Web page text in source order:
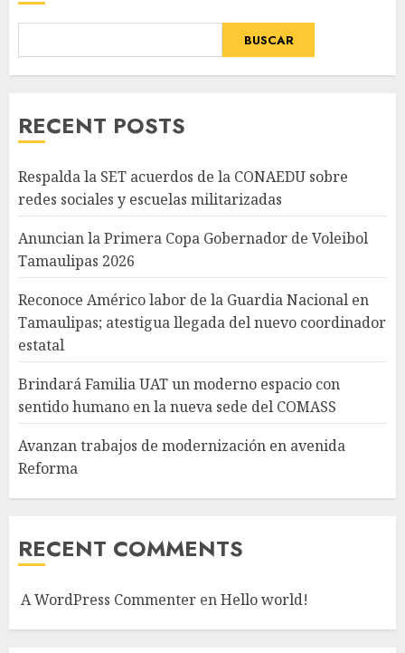
BUSCAR
RECENT POSTS
Respalda la SET acuerdos de la CONAEDU sobre
redes sociales y escuelas militarizadas
Anuncian la Primera Copa Gobernador de Voleibol
Tamaulipas 2026
Reconoce Américo labor de la Guardia Nacional en
Tamaulipas; atestigua llegada del nuevo coordinador
estatal
Brindará Familia UAT un moderno espacio con
sentido humano en la nueva sede del COMASS
Avanzan trabajos de modernización en avenida
Reforma
RECENT COMMENTS
A WordPress Commenter enHello world!